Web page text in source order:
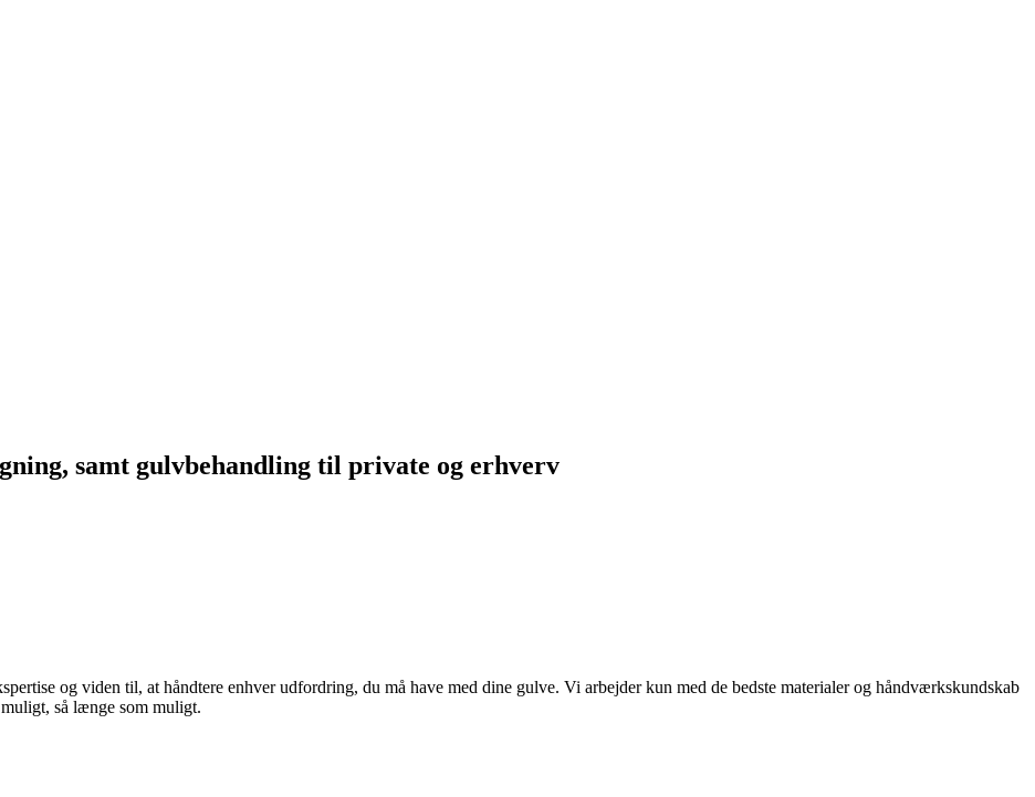
samt gulvbehandling til private og erhverv
og viden til, at håndtere enhver udfordring, du må have med dine gulve. Vi arbejder kun med de bedste materialer og håndværkskundskab
så længe som muligt.